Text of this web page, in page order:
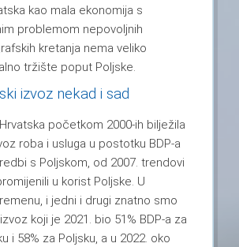
kao mala ekonomija s
problemom nepovoljnih
kretanja nema veliko
tržište poput Poljske.
izvoz nekad i sad
početkom 2000-ih bilježila
roba i usluga u postotku BDP-a
s Poljskom, od 2007. trendovi
u korist Poljske. U
i jedni i drugi znatno smo
koji je 2021. bio 51% BDP-a za
i 58% za Poljsku, a u 2022. oko